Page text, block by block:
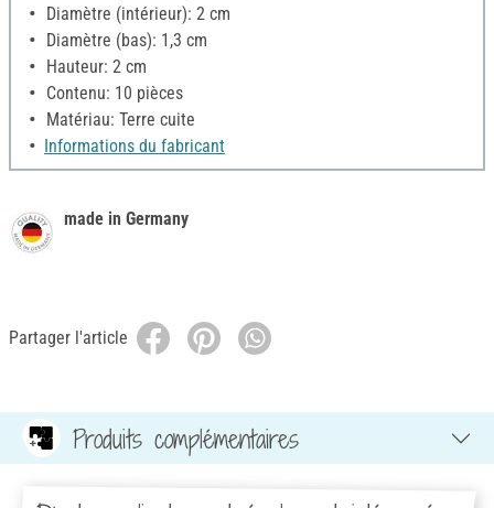
Diamètre (intérieur): 2 cm
Diamètre (bas): 1,3 cm
Hauteur: 2 cm
Contenu: 10 pièces
Matériau: Terre cuite
Informations du fabricant
made in Germany
Partager l'article
Produits complémentaires